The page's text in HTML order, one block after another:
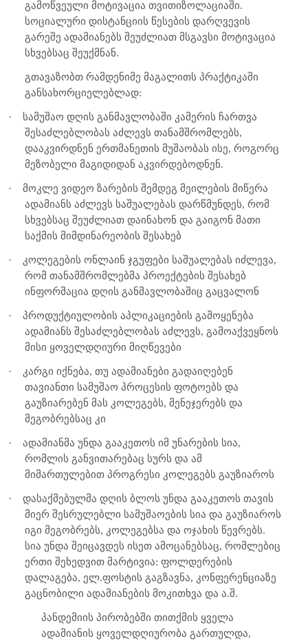
გამოწვეული მოტივაცია თვითიზოლაციაში.
სოციალური დისტანციის წესების დარღვევის
გარეშე ადამიანებს შეუძლიათ მსგავსი მოტივაცია
სხვებსაც შეუქმნან.
გთავაზობთ რამდენიმე მაგალითს პრაქტიკაში
განსახორციელებლად:
·
სამუშაო დღის განმავლობაში კამერის ჩართვა
შესაძლებლობას აძლევს თანამშრომლებს,
დააკვირდნენ ერთმანეთის მუშაობას ისე, როგორც
მეზობელი მაგიდიდან აკვირდებოდნენ.
·
მოკლე ვიდეო ზარების შემდეგ მეილების მიწერა
ადამიანს აძლევს საშუალებას დარწმუნდეს, რომ
სხვებსაც შეუძლიათ დაინახონ და გაიგონ მათი
საქმის მიმდინარეობის შესახებ
·
კოლეგების ონლაინ ჯგუფები საშუალებას იძლევა,
რომ თანამშრომლებმა პროექტების შესახებ
ინფორმაცია დღის განმავლობაშიც გაცვალონ
·
პროდუქტიულობის აპლიკაციების გამოყენება
ადამიანს შესაძლებლობას აძლევს, გამოაქვეყნოს
მისი ყოველდღიური მიღწევები
·
კარგი იქნება, თუ ადამიანები გადაიღებენ
თავიანთი სამუშაო პროცესის ფოტოებს და
გაუზიარებენ მას კოლეგებს, მენეჯერებს და
მეგობრებსაც კი
·
ადამიანმა უნდა გააკეთოს იმ უნარების სია,
რომლის განვითარებაც სურს და ამ
მიმართულებით პროგრესი კოლეგებს გაუზიაროს
·
დასაქმებულმა დღის ბლოს უნდა გააკეთოს თავის
მიერ შესრულებლი სამუშაოების სია და გაუზიაროს
იგი მეგობრებს, კოლეგებსა და ოჯახის წევრებს.
სია უნდა შეიცავდეს ისეთ ამოცანებსაც, რომლებიც
ერთი შეხედვით მარტივია: ფოლდერების
დალაგება, ელ.ფოსტის გაგზავნა, კონფერენციაზე
გაცნობილი ადამიანების მოკითხვა და ა.შ.
პანდემიის პირობებში თითქმის ყველა
ადამიანის ყოველდღიურობა გართულდა,